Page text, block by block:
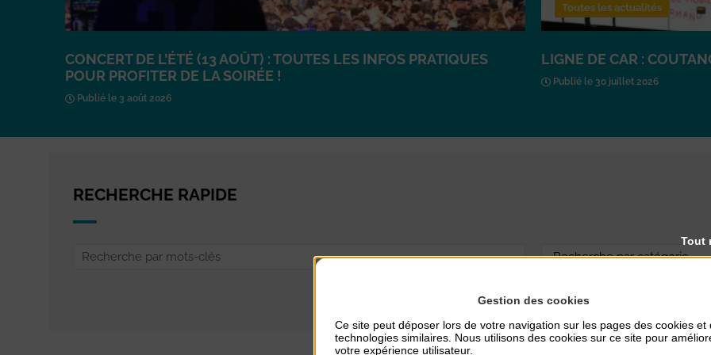
CONCERT DE L’ÉTÉ (13 AOÛT) : TOUTES LES INFOS PRATIQUES
POUR PROFITER DE LA SOIRÉE !
Publié le 3 août 2026
Toutes les actualités
LIGNE DE CAR :
Publié le 30 juillet 2026
RECHERCHE RAPIDE
Gestion des cookies
Ce site peut déposer lors de votre navigation sur les pages des cookies et
technologies similaires. Nous utilisons des cookies sur ce site pour
votre expérience utilisateur.
Tout